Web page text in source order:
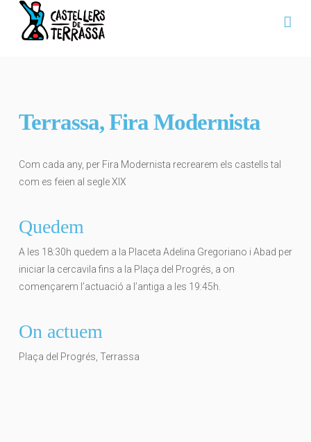
Terrassa, Fira Modernista
Com cada any, per Fira Modernista recrearem els castells tal
com es feien al segle XIX
Quedem
A les 18:30h quedem a la Placeta Adelina Gregoriano i Abad per
iniciar la cercavila fins a la Plaça del Progrés, a on
començarem l’actuació a l’antiga a les 19:45h.
On actuem
Plaça del Progrés, Terrassa